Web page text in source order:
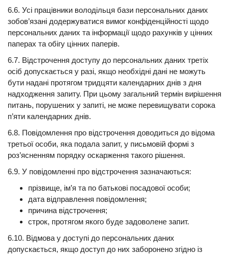
6.6. Усі працівники володільця бази персональних даних
зобов’язані додержуватися вимог конфіденційності щодо
персональних даних та інформації щодо рахунків у цінних
паперах та обігу цінних паперів.
6.7. Відстрочення доступу до персональних даних третіх
осіб допускається у разі, якщо необхідні дані не можуть
бути надані протягом тридцяти календарних днів з дня
надходження запиту. При цьому загальний термін вирішення
питань, порушених у запиті, не може перевищувати сорока
п’яти календарних днів.
6.8. Повідомлення про відстрочення доводиться до відома
третьої особи, яка подала запит, у письмовій формі з
роз’ясненням порядку оскарження такого рішення.
6.9. У повідомленні про відстрочення зазначаються:
прізвище, ім’я та по батькові посадової особи;
дата відправлення повідомлення;
причина відстрочення;
строк, протягом якого буде задоволене запит.
6.10. Відмова у доступі до персональних даних
допускається, якщо доступ до них заборонено згідно із